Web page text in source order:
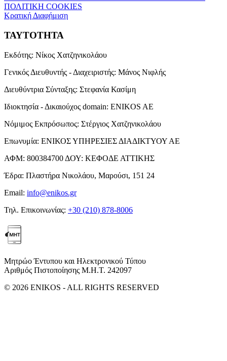
ΠΟΛΙΤΙΚΗ COOKIES
Κρατική Διαφήμιση
ΤΑΥΤΟΤΗΤΑ
Εκδότης: Νίκος Χατζηνικολάου
Γενικός Διευθυντής - Διαχειριστής: Μάνος Νιφλής
Διευθύντρια Σύνταξης: Στεφανία Κασίμη
Ιδιοκτησία - Δικαιούχος domain: ENIKOS AE
Νόμιμος Εκπρόσωπος: Στέργιος Χατζηνικολάου
Επωνυμία: ΕΝΙΚΟΣ ΥΠΗΡΕΣΙΕΣ ΔΙΑΔΙΚΤΥΟΥ ΑΕ
ΑΦΜ: 800384700 ΔΟΥ: ΚΕΦΟΔΕ ΑΤΤΙΚΗΣ
Έδρα: Πλαστήρα Νικολάου, Μαρούσι, 151 24
Email: info@enikos.gr
Τηλ. Επικοινωνίας: +30 (210) 878-8006
Μητρώο Έντυπου και Ηλεκτρονικού Τύπου
Αριθμός Πιστοποίησης Μ.Η.Τ. 242097
© 2026 ENIKOS - ALL RIGHTS RESERVED